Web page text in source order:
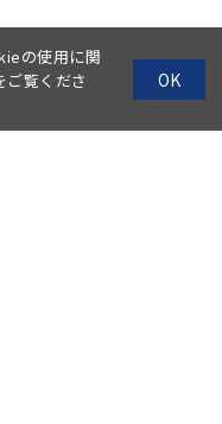
の使用に関
ご覧くださ
OK